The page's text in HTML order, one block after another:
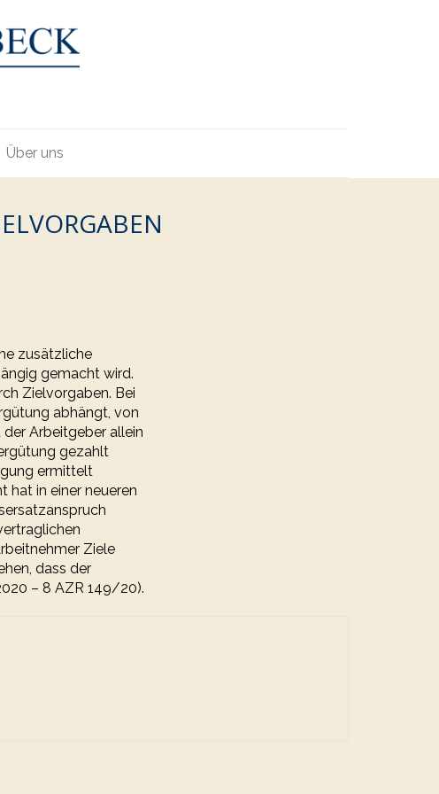
Über uns
zusätzliche
gemacht wird.
Zielvorgaben. Bei
abhängt, von
Arbeitgeber allein
gezahlt
ermittelt
hat in einer neueren
Ziele
dass der
– 8 AZR 149/20).